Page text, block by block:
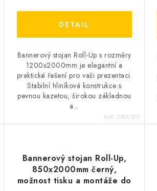
Bannerový stojan Roll-Up s rozměry
1200x2000mm je elegantní a
praktické řešení pro vaši prezentaci.
Stabilní hliníková konstrukce s
pevnou kazetou, širokou základnou
a...
Kód: 2785/STO
Bannerový stojan Roll-Up,
850x2000mm černý,
možnost tisku a montáže do